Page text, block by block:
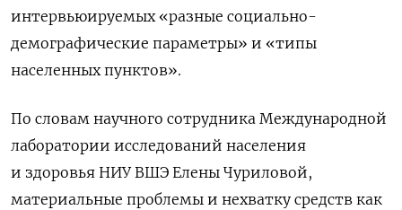
интервьюируемых «разные социально-
демографические параметры» и «типы
населенных пунктов».
По словам научного сотрудника Международной
лаборатории исследований населения
и здоровья НИУ ВШЭ Елены Чуриловой,
материальные проблемы и нехватку средств как